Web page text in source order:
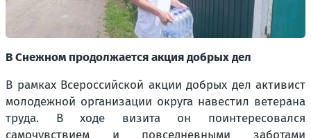
В Снежном продолжается акция добрых дел
В рамках Всероссийской акции добрых дел активист
молодежной организации округа навестил ветерана
труда. В ходе визита он поинтересовался